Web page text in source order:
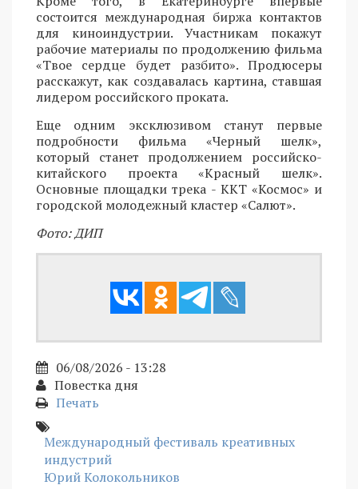
состоится международная биржа контактов
для киноиндустрии. Участникам покажут
рабочие материалы по продолжению фильма
«Твое сердце будет разбито». Продюсеры
расскажут, как создавалась картина, ставшая
лидером российского проката.
Еще одним эксклюзивом станут первые
подробности фильма «Черный шелк»,
который станет продолжением российско-
китайского проекта «Красный шелк».
Основные площадки трека - ККТ «Космос» и
городской молодежный кластер «Салют».
Фото: ДИП
06/08/2026 - 13:28
Повестка дня
Печать
Международный фестиваль креативных
индустрий
Юрий Колокольников